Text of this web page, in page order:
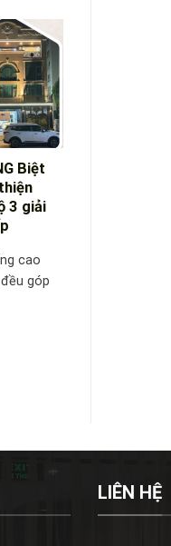
Biệt
3 giải
cao
góp
LIÊN HỆ